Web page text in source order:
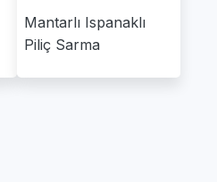
Mantarlı Ispanaklı
Piliç Sarma